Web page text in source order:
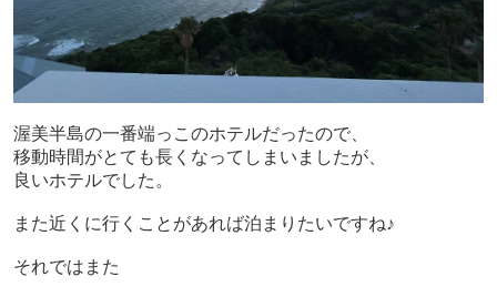
渥美半島の一番端っこのホテルだったので、
移動時間がとても長くなってしまいましたが、
良いホテルでした。
また近くに行くことがあれば泊まりたいですね♪
それではまた